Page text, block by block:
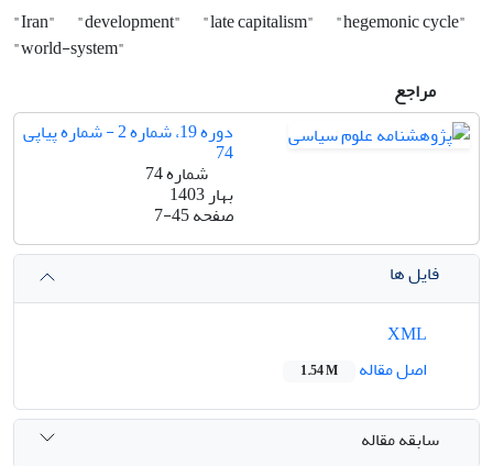
"Iran" "development" "late capitalism"
"hegemonic cycle"
"world-system"
مراجع
دوره 19، شماره 2 - شماره پیاپی
74
شماره 74
بهار 1403
صفحه7-45
فایل ها
اصل مقاله
1.54 M
سابقه مقاله